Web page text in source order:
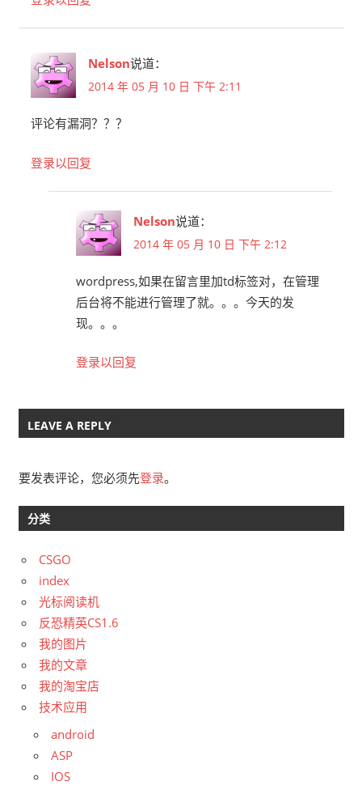
Nelson说道：
2014 年 05 月 10 日 下午 2:11
评论有漏洞？？？
登录以回复
Nelson说道：
2014 年 05 月 10 日 下午 2:12
wordpress,如果在留言里加td标签对，在管理
后台将不能进行管理了就。。。今天的发
现。。。
登录以回复
LEAVE A REPLY
要发表评论，您必须先登录。
分类
CSGO
index
光标阅读机
反恐精英CS1.6
我的图片
我的文章
我的淘宝店
技术应用
android
ASP
IOS